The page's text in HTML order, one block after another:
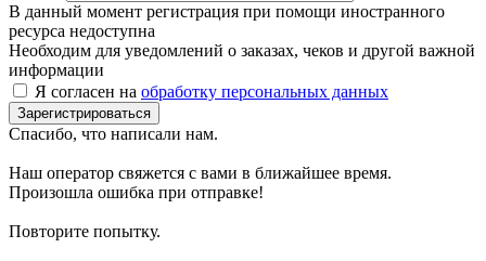
В данный момент регистрация при помощи иностранного
ресурса недоступна
Необходим для уведомлений о заказах, чеков и другой важной
информации
Я согласен на обработку персональных данных
Зарегистрироваться
Спасибо, что написали нам.
Наш оператор свяжется с вами в ближайшее время.
Произошла ошибка при отправке!
Повторите попытку.